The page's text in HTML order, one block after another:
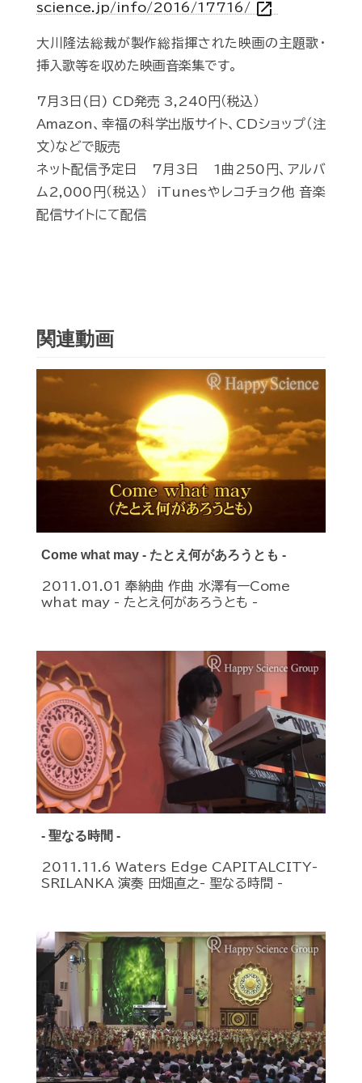
science.jp/info/2016/17716/ open_in_new
大川隆法総裁が製作総指揮された映画の主題歌･
挿入歌等を収めた映画音楽集です。
7月3日(日) CD発売 3,240円（税込）
Amazon、幸福の科学出版サイト、CDショップ（注
文）などで販売
ネット配信予定日 7月3日 1曲250円、アルバ
ム2,000円（税込） iTunesやレコチョク他 音楽
配信サイトにて配信
関連動画
Come what may - たとえ何があろうとも -
2011.01.01 奉納曲 作曲 水澤有一Come
what may - たとえ何があろうとも -
- 聖なる時間 -
2011.11.6 Waters Edge CAPITALCITY-
SRILANKA 演奏 田畑直之- 聖なる時間 -